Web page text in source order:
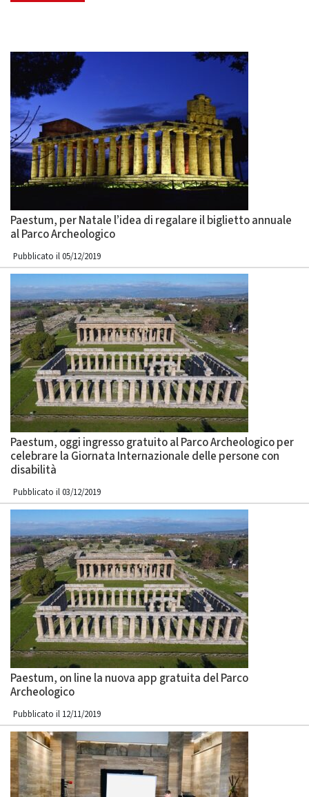
Paestum, per Natale l’idea di regalare il biglietto annuale
al Parco Archeologico
Pubblicato il 05/12/2019
Paestum, oggi ingresso gratuito al Parco Archeologico per
celebrare la Giornata Internazionale delle persone con
disabilità
Pubblicato il 03/12/2019
Paestum, on line la nuova app gratuita del Parco
Archeologico
Pubblicato il 12/11/2019